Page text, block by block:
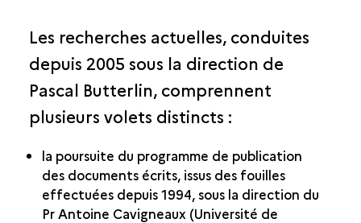
VIVRE ET MOURIR
HISTOIRE DES RECHERCHES
​ÉTUDE DES TEXTES DE MARI
CONSERVATION DU SITE
Les recherches actuelles, conduites
depuis 2005 sous la direction de
Pascal Butterlin, comprennent
plusieurs volets distincts :
la poursuite du programme de publication
des documents écrits, issus des fouilles
effectuées depuis 1994, sous la direction du
PrAntoine Cavigneaux (Université de